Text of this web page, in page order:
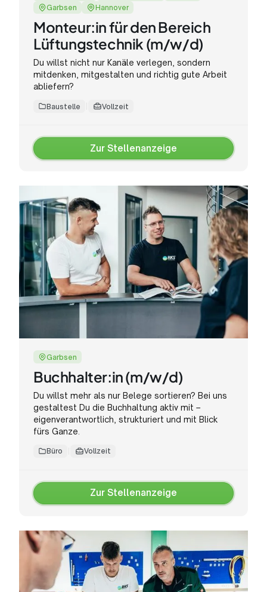
Garbsen
Hannover
Monteur:in für den Bereich
Lüftungstechnik (m/w/d)
Du willst nicht nur Kanäle verlegen, sondern
mitdenken, mitgestalten und richtig gute Arbeit
abliefern?
Baustelle Vollzeit
Zur Stellenanzeige
Zur
Garbsen
Buchhalter:in (m/w/d)
Du willst mehr als nur Belege sortieren? Bei uns
gestaltest Du die Buchhaltung aktiv mit –
eigenverantwortlich, strukturiert und mit Blick
fürs Ganze.
Büro Vollzeit
Zur Stellenanzeige
Zur